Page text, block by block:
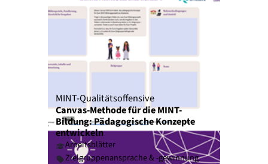
MINT-Qualitätsoffensive
Canvas-Methode für die MINT-
Bildung: Pädagogische Konzepte
entwickeln
Arbeitsblätter
Zielgruppenansprache & -gewinnung